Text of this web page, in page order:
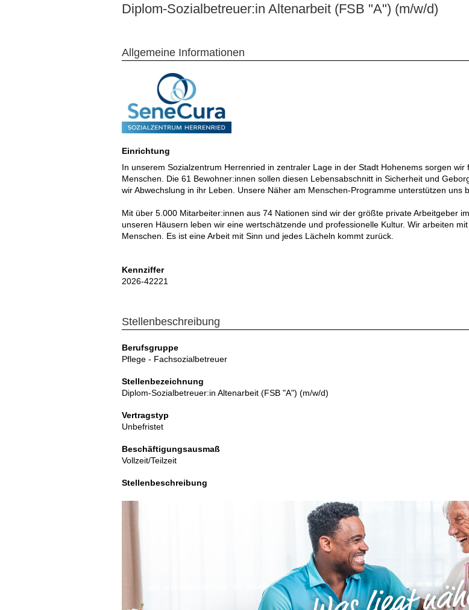
Diplom-Sozialbetreuer:in Altenarbeit (FSB "A") (m/w/d)
Allgemeine Informationen
Einrichtung
In unserem Sozialzentrum Herrenried in zentraler Lage in der Stadt Hohenems sorgen
Menschen. Die 61 Bewohner:innen sollen diesen Lebensabschnitt in Sicherheit und
wir Abwechslung in ihr Leben. Unsere Näher am Menschen-Programme unterstützen uns
Mit über 5.000 Mitarbeiter:innen aus 74 Nationen sind wir der größte private Arbeitgeber
unseren Häusern leben wir eine wertschätzende und professionelle Kultur. Wir arbeiten
Menschen. Es ist eine Arbeit mit Sinn und jedes Lächeln kommt zurück.
Kennziffer
2026-42221
Stellenbeschreibung
Berufsgruppe
Pflege - Fachsozialbetreuer
Stellenbezeichnung
Diplom-Sozialbetreuer:in Altenarbeit (FSB "A") (m/w/d)
Vertragstyp
Unbefristet
Beschäftigungsausmaß
Vollzeit/Teilzeit
Stellenbeschreibung